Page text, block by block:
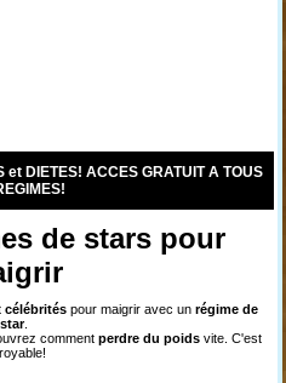
et DIETES! ACCES GRATUIT A TOUS
de stars pour
célébrités pour maigrir avec unrégime de
star.
commentperdre du poidsvite. C'est